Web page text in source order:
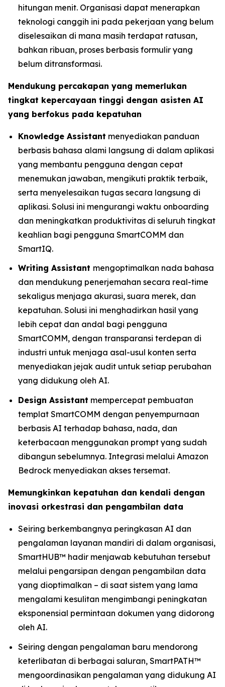
hitungan menit. Organisasi dapat menerapkan
teknologi canggih ini pada pekerjaan yang belum
diselesaikan di mana masih terdapat ratusan,
bahkan ribuan, proses berbasis formulir yang
belum ditransformasi.
Mendukung percakapan yang memerlukan
tingkat kepercayaan tinggi dengan asisten AI
yang berfokus pada kepatuhan
Knowledge Assistant menyediakan panduan
berbasis bahasa alami langsung di dalam aplikasi
yang membantu pengguna dengan cepat
menemukan jawaban, mengikuti praktik terbaik,
serta menyelesaikan tugas secara langsung di
aplikasi. Solusi ini mengurangi waktu onboarding
dan meningkatkan produktivitas di seluruh tingkat
keahlian bagi pengguna SmartCOMM dan
SmartIQ.
Writing Assistant mengoptimalkan nada bahasa
dan mendukung penerjemahan secara real-time
sekaligus menjaga akurasi, suara merek, dan
kepatuhan. Solusi ini menghadirkan hasil yang
lebih cepat dan andal bagi pengguna
SmartCOMM, dengan transparansi terdepan di
industri untuk menjaga asal-usul konten serta
menyediakan jejak audit untuk setiap perubahan
yang didukung oleh AI.
Design Assistant mempercepat pembuatan
templat SmartCOMM dengan penyempurnaan
berbasis AI terhadap bahasa, nada, dan
keterbacaan menggunakan prompt yang sudah
dibangun sebelumnya. Integrasi melalui Amazon
Bedrock menyediakan akses tersemat.
Memungkinkan kepatuhan dan kendali dengan
inovasi orkestrasi dan pengambilan data
Seiring berkembangnya peringkasan AI dan
pengalaman layanan mandiri di dalam organisasi,
SmartHUB™ hadir menjawab kebutuhan tersebut
melalui pengarsipan dengan pengambilan data
yang dioptimalkan – di saat sistem yang lama
mengalami kesulitan mengimbangi peningkatan
eksponensial permintaan dokumen yang didorong
oleh AI.
Seiring dengan pengalaman baru mendorong
keterlibatan di berbagai saluran, SmartPATH™
mengoordinasikan pengalaman yang didukung AI